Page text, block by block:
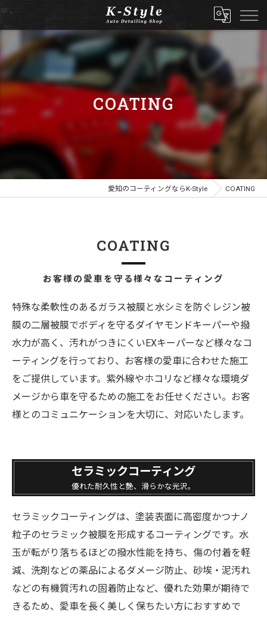
COATING
愛知のコーティングならK-Style COATING
お客様の愛車を守る様々なコーティング
COATING
特殊な柔軟性のあるガラス被膜と水シミを防ぐレジン被
膜の二層被膜でボディを守るダイヤモンドキーパーや撥
水力が高く、汚れがつきにくいEXキーパーなど様々なコ
ーティングを行っており、お客様の愛車に合わせた施工
をご提供しています。紫外線やホコリなど様々な環境ダ
メージから車を守るための施工をお任せください。お客
様とのコミュニケーションを大切に、対応いたします。
セラミックコーティング
優れた耐久性と艶、滑らかな光沢。
セラミックコーティングは、塗装表面に高密度かつナノ
粒子のセラミック被膜を形成するコーティングです。水
玉が転がり落ちるほどの撥水性能を持ち、傷の付着を軽
減、洗剤などの薬品によるダメージ防止、砂埃・泥汚れ
などの有機質汚れの固着防止など、優れた効果が期待で
きるため、愛車を長く美しく保ちたい方におすすめで